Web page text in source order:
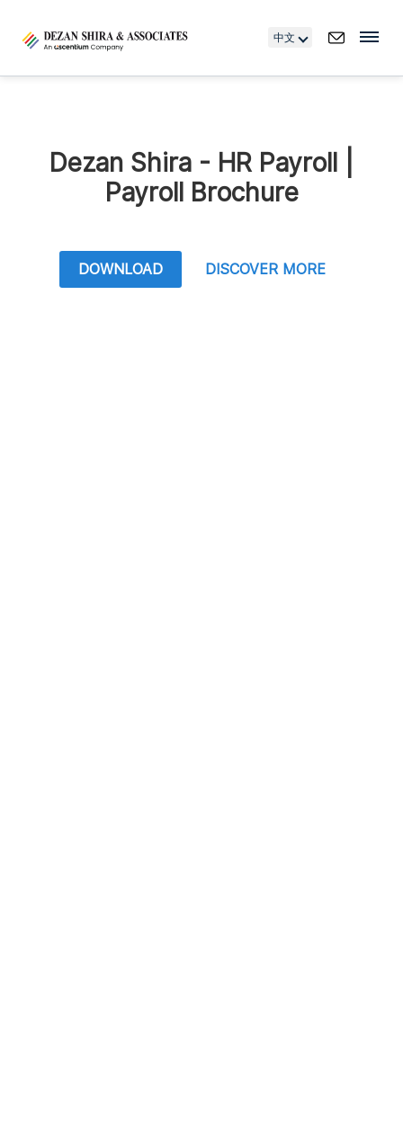
中文
Dezan Shira - HR Payroll |
Payroll Brochure
DOWNLOAD DISCOVER MORE